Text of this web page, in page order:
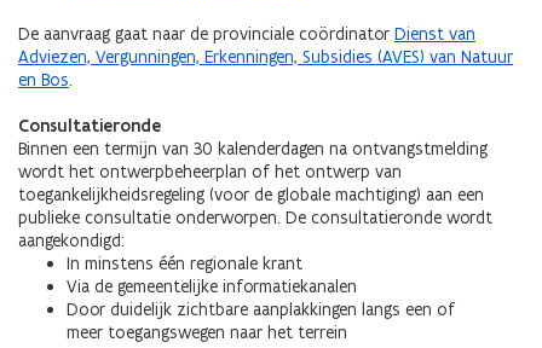
De aanvraag gaat naar de provinciale coördinator Dienst van
Adviezen, Vergunningen, Erkenningen, Subsidies (AVES) van Natuur
en Bos.
Consultatieronde
Binnen een termijn van 30 kalenderdagen na ontvangstmelding
wordt het ontwerpbeheerplan of het ontwerp van
toegankelijkheidsregeling (voor de globale machtiging) aan een
publieke consultatie onderworpen. De consultatieronde wordt
aangekondigd:
In minstens één regionale krant
Via de gemeentelijke informatiekanalen
Door duidelijk zichtbare aanplakkingen langs een of
meer toegangswegen naar het terrein